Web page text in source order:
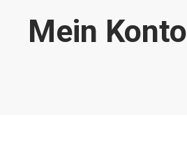
Mein Konto